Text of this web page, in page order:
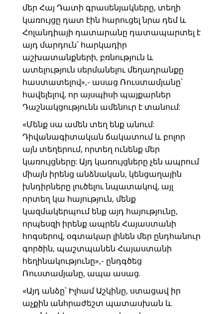
մեր Հայ Դատի գրասենյակները, տեղի
կառույցը դատ էին հարուցել նրա դեմ և
Հոլանդիայի դատարանը դատապարտել է
այդ մարդուն՝ հարկադիր
աշխատանքների, բռնություն և
ատելություն սերմանելու մեղադրանքը
հաստատելով»,- ասաց Ռուստամյանը՝
հավելելով, որ այսպիսի պայքարներ
Դաշնակցությունն ամենուր է տանում:
«Մենք սա ամեն տեղ ենք անում:
Դիվանագիտական ճակատում և բոլոր
այն տեղերում, որտեղ ունենք մեր
կառույցները: Այդ կառույցները չեն ապրում
միայն իրենց անձնական, կենցաղային
խնդիրները լուծելու նպատակով, այլ
որտեղ կա հայություն, մենք
կազմակերպում ենք այդ հայությունը,
որպեսզի իրենք ապրեն Հայաստանի
հոգսերով, օգտակար լինեն մեր ընդհանուր
գործին, պաշտպանեն Հայաստանի
հեղինակությունը»,- ընդգծեց
Ռուստամյանը, ապա ասաց.
«Այդ անձը՝ Իլհամ Աշկինը, ստացավ իր
աչքին անհրաժեշտ պատասխան և